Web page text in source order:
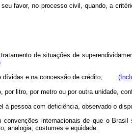
no processo civil, quando, a
de situações de
dívidas e na concessão de crédito;
por litro, por metro ou por outra unidade,
à pessoa com deficiência, observado o
internacionais de que o Brasil
analogia, costumes e eqüidade.